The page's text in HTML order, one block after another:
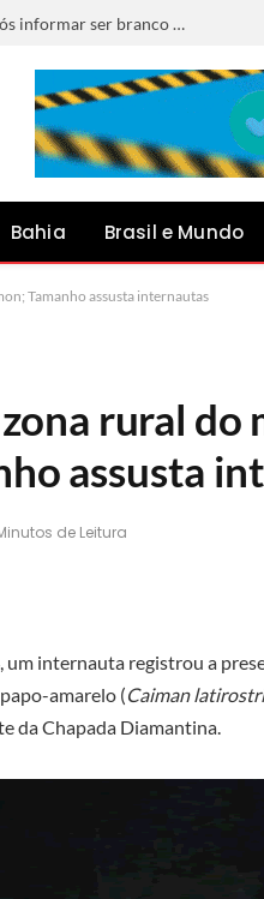
Deputado da Bahia se declara preto ao TSE após informar ser branco e pardo em eleições anteriores
Bahia Brasil e Mundo
Tamanho assusta internautas
rural do
assusta
de Leitura
internauta registrou a
amarelo (Caiman
da Chapada Diamantina.